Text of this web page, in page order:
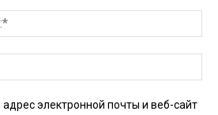
электронной почты и веб-сайт